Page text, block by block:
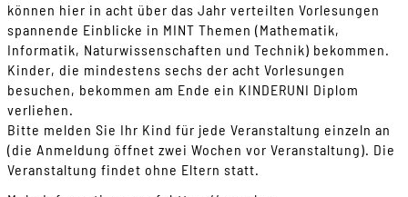
können hier in acht über das Jahr verteilten Vorlesungen
spannende Einblicke in MINT Themen (Mathematik,
Informatik, Naturwissenschaften und Technik) bekommen.
Kinder, die mindestens sechs der acht Vorlesungen
besuchen, bekommen am Ende ein KINDERUNI Diplom
verliehen.
Bitte melden Sie Ihr Kind für jede Veranstaltung einzeln an
(die Anmeldung öffnet zwei Wochen vor Veranstaltung). Die
Veranstaltung findet ohne Eltern statt.